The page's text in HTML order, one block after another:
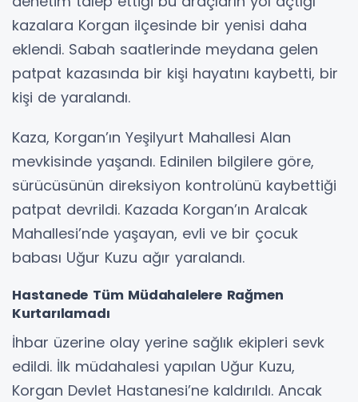
kazalara Korgan ilçesinde bir yenisi daha
eklendi. Sabah saatlerinde meydana gelen
patpat kazasında bir kişi hayatını kaybetti, bir
kişi de yaralandı.
Kaza, Korgan’ın Yeşilyurt Mahallesi Alan
mevkisinde yaşandı. Edinilen bilgilere göre,
sürücüsünün direksiyon kontrolünü kaybettiği
patpat devrildi. Kazada Korgan’ın Aralcak
Mahallesi’nde yaşayan, evli ve bir çocuk
babası Uğur Kuzu ağır yaralandı.
Hastanede Tüm Müdahalelere Rağmen
Kurtarılamadı
İhbar üzerine olay yerine sağlık ekipleri sevk
edildi. İlk müdahalesi yapılan Uğur Kuzu,
Korgan Devlet Hastanesi’ne kaldırıldı. Ancak